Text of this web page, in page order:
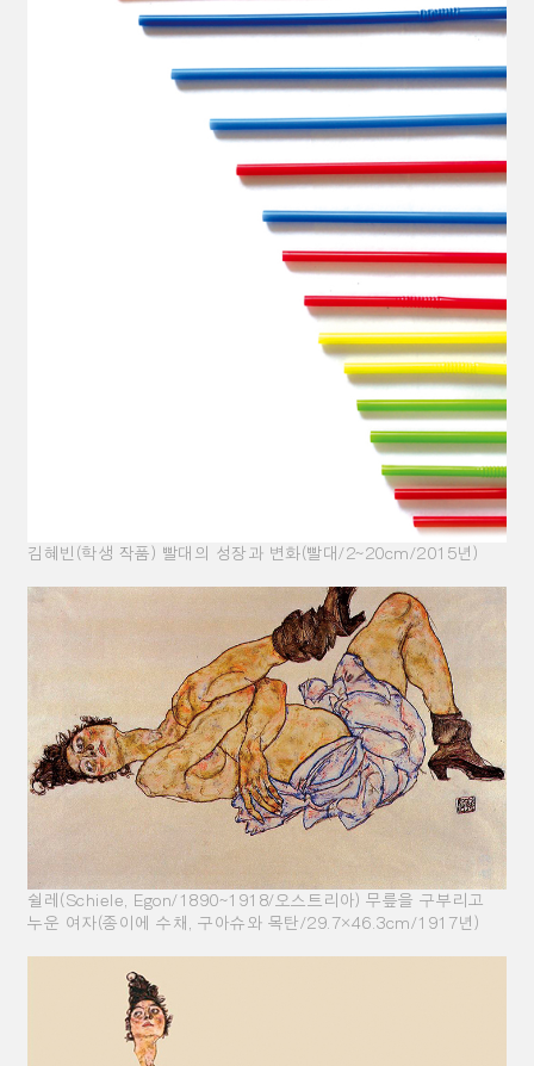
김혜빈(학생 작품) 빨대의 성장과 변화(빨대/2~20cm/2015년)
쉴레(Schiele, Egon/1890~1918/오스트리아) 무릎을 구부리고
누운 여자(종이에 수채, 구아슈와 목탄/29.7×46.3cm/1917년)